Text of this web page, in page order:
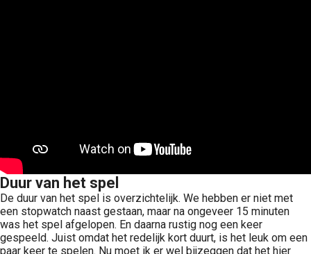
Duur van het spel
De duur van het spel is overzichtelijk. We hebben er niet met
een stopwatch naast gestaan, maar na ongeveer 15 minuten
was het spel afgelopen. En daarna rustig nog een keer
gespeeld. Juist omdat het redelijk kort duurt, is het leuk om een
paar keer te spelen. Nu moet ik er wel bijzeggen dat het hier